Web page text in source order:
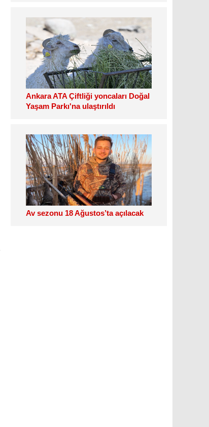
Ankara ATA Çiftliği yoncaları Doğal
Yaşam Parkı'na ulaştırıldı
Av sezonu 18 Ağustos’ta açılacak